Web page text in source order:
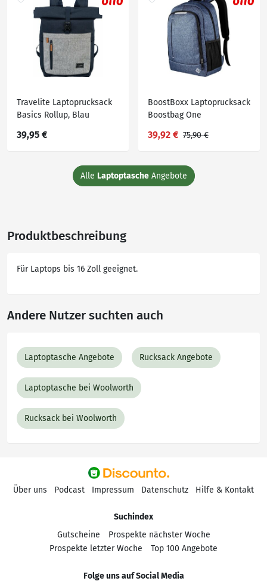
Travelite Laptoprucksack
Basics Rollup, Blau
39,95 €
BoostBoxx Laptoprucksack
Boostbag One
39,92 € 75,90 €
Alle LaptoptascheAngebote
Produktbeschreibung
Für Laptops bis 16 Zoll geeignet.
Andere Nutzer suchten auch
Laptoptasche Angebote Rucksack Angebote
Laptoptasche bei Woolworth
Rucksack bei Woolworth
Über uns Podcast Impressum Datenschutz Hilfe & Kontakt
Suchindex
Gutscheine
Prospekte nächster Woche
Prospekte letzter Woche
Top 100 Angebote
Folge uns auf Social Media